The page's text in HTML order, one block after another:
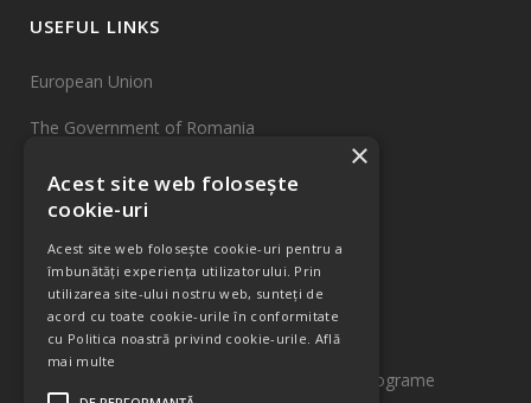
USEFUL LINKS
European Union
The Government of Romania
EU Funds
INCDTIM Cluj-Napoca
Sitemap
INFORMATIONS
Pentru informații detaliate despre celelalte programe
Acest site web folosește
cookie-uri
Acest site web folosește cookie-uri pentru a
îmbunătăți experiența utilizatorului. Prin
utilizarea site-ului nostru web, sunteți de
acord cu toate cookie-urile în conformitate
cu Politica noastră privind cookie-urile. Află
mai multe
×